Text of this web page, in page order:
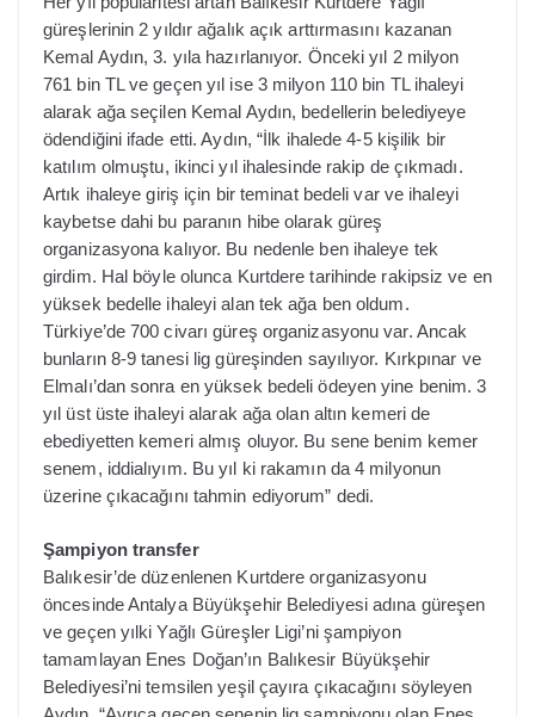
güreşlerinin 2 yıldır ağalık açık arttırmasını kazanan
Kemal Aydın, 3. yıla hazırlanıyor. Önceki yıl 2 milyon
761 bin TL ve geçen yıl ise 3 milyon 110 bin TL ihaleyi
alarak ağa seçilen Kemal Aydın, bedellerin belediyeye
ödendiğini ifade etti. Aydın, “İlk ihalede 4-5 kişilik bir
katılım olmuştu, ikinci yıl ihalesinde rakip de çıkmadı.
Artık ihaleye giriş için bir teminat bedeli var ve ihaleyi
kaybetse dahi bu paranın hibe olarak güreş
organizasyona kalıyor. Bu nedenle ben ihaleye tek
girdim. Hal böyle olunca Kurtdere tarihinde rakipsiz ve en
yüksek bedelle ihaleyi alan tek ağa ben oldum.
Türkiye’de 700 civarı güreş organizasyonu var. Ancak
bunların 8-9 tanesi lig güreşinden sayılıyor. Kırkpınar ve
Elmalı’dan sonra en yüksek bedeli ödeyen yine benim. 3
yıl üst üste ihaleyi alarak ağa olan altın kemeri de
ebediyetten kemeri almış oluyor. Bu sene benim kemer
senem, iddialıyım. Bu yıl ki rakamın da 4 milyonun
üzerine çıkacağını tahmin ediyorum” dedi.
Şampiyon transfer
Balıkesir’de düzenlenen Kurtdere organizasyonu
öncesinde Antalya Büyükşehir Belediyesi adına güreşen
ve geçen yılki Yağlı Güreşler Ligi’ni şampiyon
tamamlayan Enes Doğan’ın Balıkesir Büyükşehir
Belediyesi’ni temsilen yeşil çayıra çıkacağını söyleyen